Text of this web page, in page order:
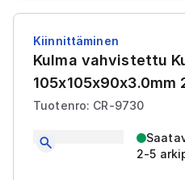
Kiinnittäminen
Kulma vahvistettu
105x105x90x3.0mm
Tuotenro: CR-9730
2-5